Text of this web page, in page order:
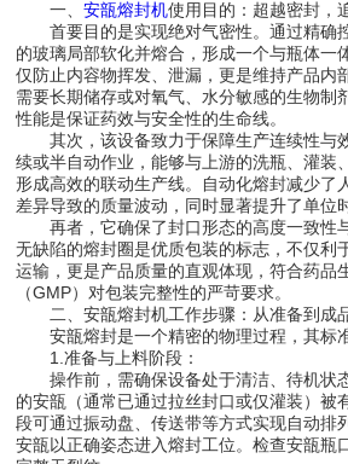
一、安瓿熔封机使用目的：超越密封，
首要目的是实现绝对气密性。通过精确
的玻璃局部软化并熔合，形成一个与瓶体一
仅防止内容物挥发、泄漏，更是维持产品内
需要长期储存或对氧气、水分敏感的生物制
性能是保证药效与安全性的生命线。
其次，该设备致力于保障生产连续性与
续或半自动作业，能够与上游的洗瓶、灌装
形成高效的联动生产线。自动化熔封减少了
差异导致的质量波动，同时显著提升了单位
再者，它确保了封口形态的高度一致性与
无缺陷的熔封圈是优质包装的标志，不仅利
运输，更是产品质量的直观体现，符合药品
（GMP）对包装完整性的严苛要求。
二、安瓿熔封机工作步骤：从准备到成
安瓿熔封是一个精密的物理过程，其标准
1.准备与上料阶段：
操作前，需确保设备处于清洁、待机状
的安瓿（通常已通过拉丝封口或仅灌装）被
段可通过振动盘、传送带等方式实现自动排
安瓿以正确姿态进入熔封工位。检查安瓿瓶